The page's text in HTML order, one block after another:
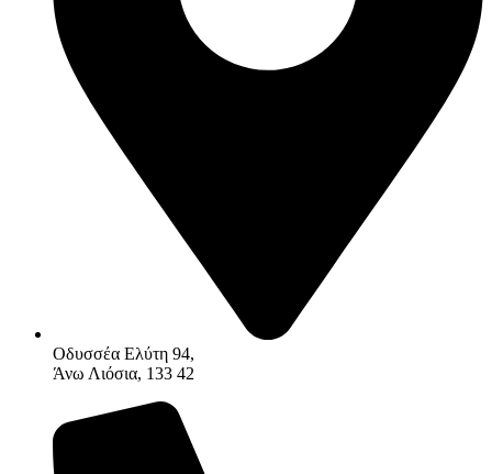
Οδυσσέα Ελύτη 94,
Άνω Λιόσια, 133 42